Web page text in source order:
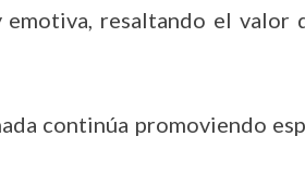
resaltando el valor
continúa promoviendo